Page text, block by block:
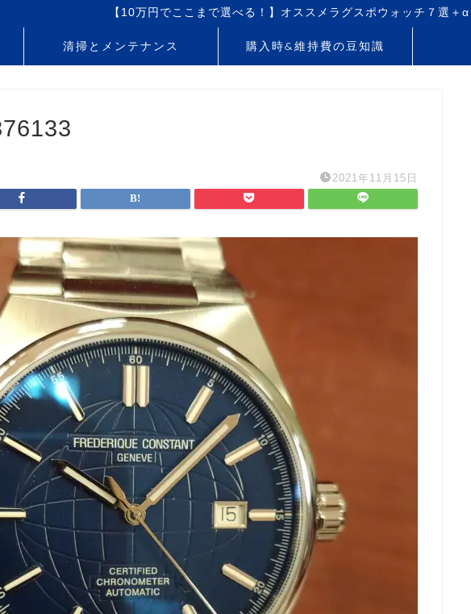
【10万円でここまで選べる！】オススメラグスポウォッチ７選＋α
清掃とメンテナンス 購入時&維持費の豆知識
2021年11月15日